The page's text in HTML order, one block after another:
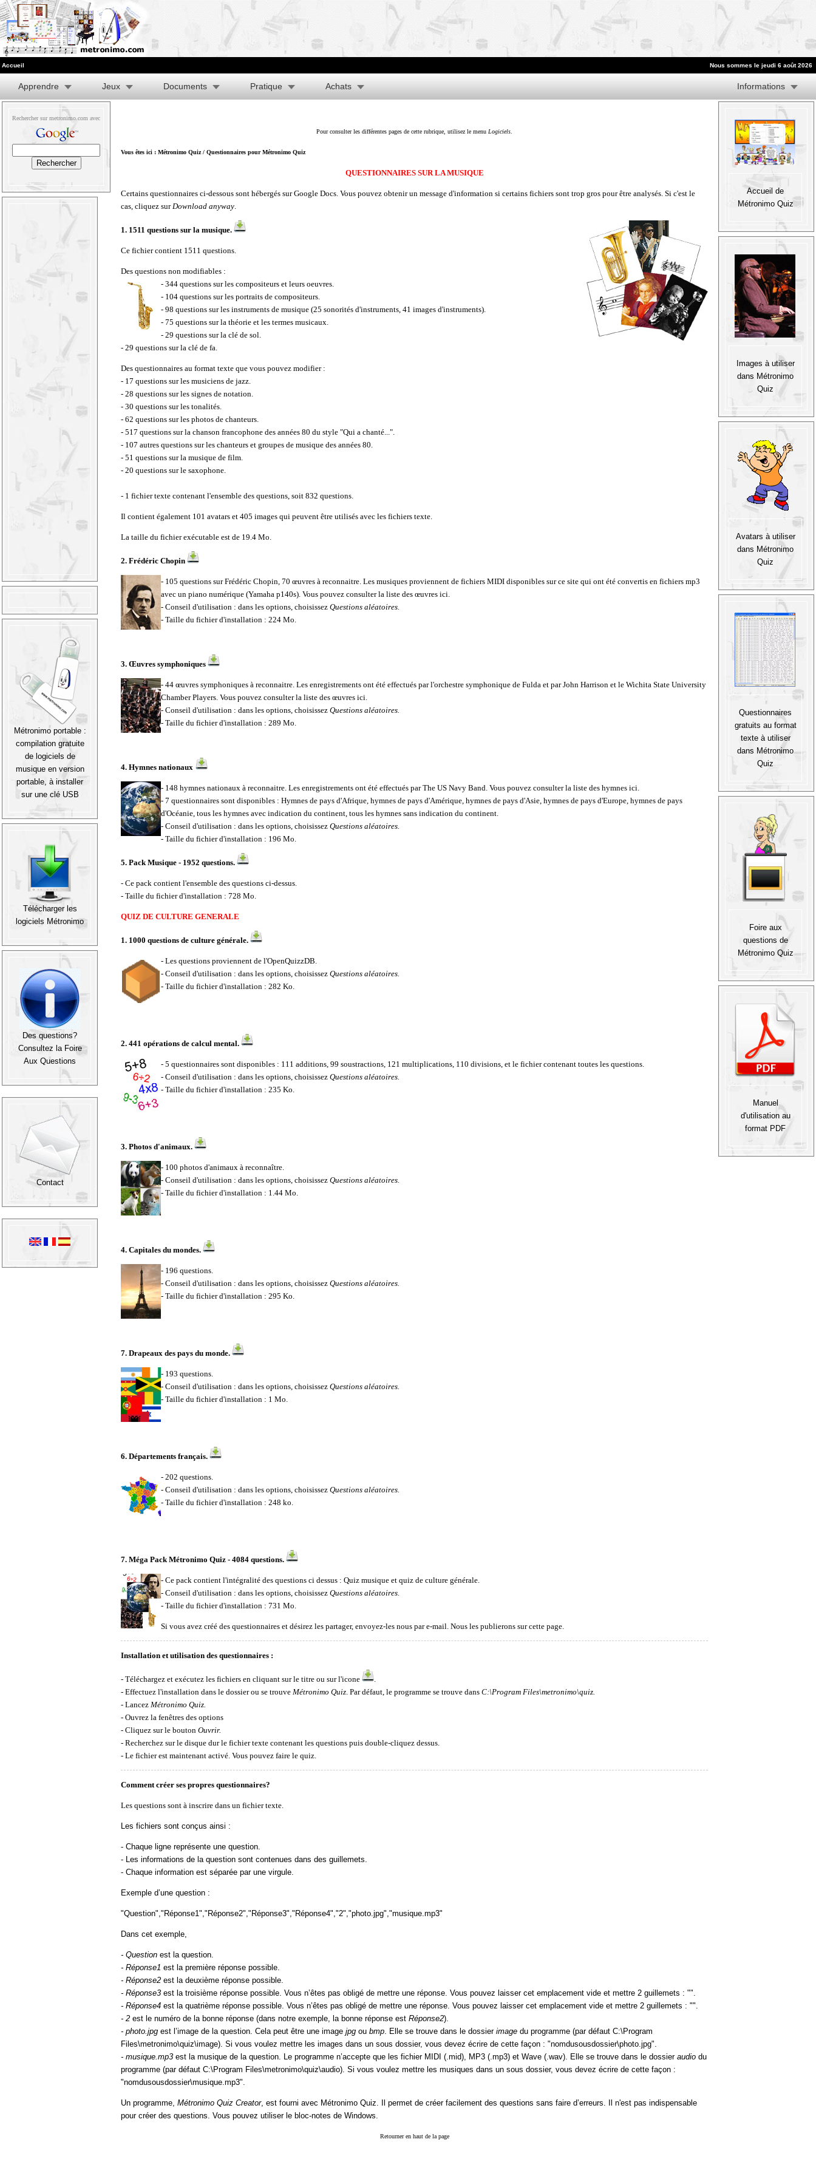
Accueil Nous sommes le jeudi 6 août 2026
Apprendre Jeux Documents Pratique Achats Informations
Rechercher sur metronimo.com avec
Métronimo portable :
compilation gratuite
de logiciels de
musique en version
portable, à installer
sur une clé USB
Télécharger les
logiciels Métronimo
Des questions?
Consultez la Foire
Aux Questions
Contact
Pour consulter les différentes pages de cette rubrique, utilisez le menu Logiciels
Vous êtes ici : Métronimo Quiz/ Questionnaires pour Métronimo Quiz
QUESTIONNAIRES SUR LA MUSIQUE
Certains questionnaires ci-dessous sont hébergés sur Google Docs. Vous pouvez obtenir un message d'information si certains fichiers sont trop gros pour être analysés. Si c'est le
cas, cliquez surDownload anyway.
1. 1511 questions sur la musique.
Ce fichier contient 1511 questions.
Des questions non modifiables :
- 344 questions sur les compositeurs et leurs oeuvres.
- 104 questions sur les portraits de compositeurs.
- 98 questions sur les instruments de musique (25 sonorités d'instruments, 41 images d'instruments).
- 75 questions sur la théorie et les termes musicaux.
- 29 questions sur la clé de sol.
- 29 questions sur la clé de fa.
Des questionnaires au format texte que vous pouvez modifier :
- 17 questions sur les musiciens de jazz.
- 28 questions sur les signes de notation.
- 30 questions sur les tonalités.
- 62 questions sur les photos de chanteurs.
- 517 questions sur la chanson francophone des années 80 du style "Qui a chanté...".
- 107 autres questions sur les chanteurs et groupes de musique des années 80.
- 51 questions sur la musique de film.
- 20 questions sur le saxophone.
- 1 fichier texte contenant l'ensemble des questions, soit 832 questions.
Il contient également 101 avatars et 405 images qui peuvent être utilisés avec les fichiers texte.
La taille du fichier exécutable est de 19.4 Mo.
2. Frédéric Chopin
- 105 questions sur Frédéric Chopin, 70 œuvres à reconnaitre. Les musiques proviennent de fichiers MIDI disponibles sur ce site qui ont été convertis en fichiers mp3
avec un piano numérique (Yamaha p140s). Vous pouvez consulter la liste des œuvres ici.
- Conseil d'utilisation : dans les options, choisissez Questions aléatoires.
- Taille du fichier d'installation : 224 Mo.
3. Œuvres symphoniques
- 44 œuvres symphoniques à reconnaitre. Les enregistrements ont été effectués par l'orchestre symphonique de Fulda et parJohn Harrison et le Wichita State University
Chamber Players. Vous pouvez consulter la liste des œuvres ici.
- Conseil d'utilisation : dans les options, choisissez Questions aléatoires.
- Taille du fichier d'installation : 289 Mo.
4. Hymnes nationaux
- 148 hymnes nationaux à reconnaitre. Les enregistrements ont été effectués parThe US Navy Band. Vous pouvez consulter la liste des hymnes ici.
- 7 questionnaires sont disponibles : Hymnes de pays d'Afrique, hymnes de pays d'Amérique, hymnes de pays d'Asie, hymnes de pays d'Europe, hymnes de pays
d'Océanie, tous les hymnes avec indication du continent, tous les hymnes sans indication du continent.
- Conseil d'utilisation : dans les options, choisissez Questions aléatoires.
- Taille du fichier d'installation : 196 Mo.
5. Pack Musique - 1952 questions.
- Ce pack contient l'ensemble des questions ci-dessus.
- Taille du fichier d'installation : 728 Mo.
QUIZ DE CULTURE GENERALE
1. 1000 questions de culture générale.
- Les questions proviennent de l'OpenQuizzDB.
- Conseil d'utilisation : dans les options, choisissez Questions aléatoires.
- Taille du fichier d'installation : 282 Ko.
2. 441 opérations de calcul mental.
- 5 questionnaires sont disponibles : 111 additions, 99 soustractions, 121 multiplications, 110 divisions, et le fichier contenant toutes les questions.
- Conseil d'utilisation : dans les options, choisissez Questions aléatoires.
- Taille du fichier d'installation : 235 Ko.
3. Photos d'animaux.
- 100 photos d'animaux à reconnaître.
- Conseil d'utilisation : dans les options, choisissez Questions aléatoires.
- Taille du fichier d'installation : 1.44 Mo.
4. Capitales du mondes.
- 196 questions.
- Conseil d'utilisation : dans les options, choisissez Questions aléatoires.
- Taille du fichier d'installation : 295 Ko.
7. Drapeaux des pays du monde.
- 193 questions.
- Conseil d'utilisation : dans les options, choisissez Questions aléatoires.
- Taille du fichier d'installation : 1 Mo.
6. Départements français.
- 202 questions.
- Conseil d'utilisation : dans les options, choisissez Questions aléatoires.
- Taille du fichier d'installation : 248 ko.
7. Méga Pack Métronimo Quiz - 4084 questions.
- Ce pack contient l'intégralité des questions ci dessus : Quiz musique et quiz de culture générale.
- Conseil d'utilisation : dans les options, choisissez Questions aléatoires.
- Taille du fichier d'installation : 731 Mo.
Si vous avez créé des questionnaires et désirez les partager, envoyez-les nous par e-mail. Nous les publierons sur cette page.
Installation et utilisation des questionnaires :
- Téléchargez et exécutez les fichiers en cliquant sur le titre ou sur l'icone
.
- Effectuez l'installation dans le dossier ou se trouve Métronimo Quiz. Par défaut, le programme se trouve dans C:\Program Files\metronimo\quiz.
- Lancez Métronimo Quiz.
- Ouvrez la fenêtres des options
- Cliquez sur le bouton Ouvrir.
- Recherchez sur le disque dur le fichier texte contenant les questions puis double-cliquez dessus.
- Le fichier est maintenant activé. Vous pouvez faire le quiz.
Comment créer ses propres questionnaires?
Les questions sont à inscrire dans un fichier texte.
Les fichiers sont conçus ainsi :
- Chaque ligne représente une question.
- Les informations de la question sont contenues dans des guillemets.
- Chaque information est séparée par une virgule.
Exemple d’une question :
"Question","Réponse1","Réponse2","Réponse3","Réponse4","2","photo.jpg","musique.mp3"
Dans cet exemple,
- Question est la question.
- Réponse1 est la première réponse possible.
- Réponse2 est la deuxième réponse possible.
- Réponse3 est la troisième réponse possible. Vous n’êtes pas obligé de mettre une réponse. Vous pouvez laisser cet emplacement vide et mettre 2 guillemets : "".
- Réponse4 est la quatrième réponse possible. Vous n’êtes pas obligé de mettre une réponse. Vous pouvez laisser cet emplacement vide et mettre 2 guillemets : "".
- 2 est le numéro de la bonne réponse (dans notre exemple, la bonne réponse est Réponse2).
- photo.jpg est l’image de la question. Cela peut être une image jpg ou bmp. Elle se trouve dans le dossier image du programme (par défaut C:\Program
Files\metronimo\quiz\image). Si vous voulez mettre les images dans un sous dossier, vous devez écrire de cette façon : "nomdusousdossier\photo.jpg".
- musique.mp3 est la musique de la question. Le programme n’accepte que les fichier MIDI (.mid), MP3 (.mp3) et Wave (.wav). Elle se trouve dans le dossier audio du
programme (par défaut C:\Program Files\metronimo\quiz\audio). Si vous voulez mettre les musiques dans un sous dossier, vous devez écrire de cette façon :
"nomdusousdossier\musique.mp3".
Un programme, Métronimo Quiz Creator, est fourni avec Métronimo Quiz. Il permet de créer facilement des questions sans faire d’erreurs. Il n'est pas indispensable
pour créer des questions. Vous pouvez utiliser le bloc-notes de Windows.
Retourner en haut de la page
Accueil de
Métronimo Quiz
Images à utiliser
dans Métronimo
Quiz
Avatars à utiliser
dans Métronimo
Quiz
Questionnaires
gratuits au format
texte à utiliser
dans Métronimo
Quiz
Foire aux
questions de
Métronimo Quiz
Manuel
d'utilisation au
format PDF